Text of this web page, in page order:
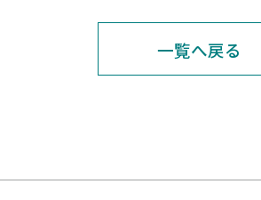
一覧へ戻る